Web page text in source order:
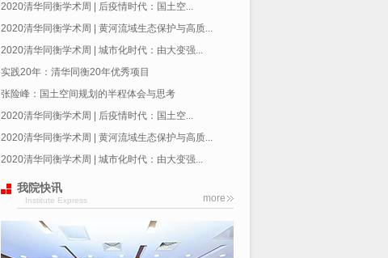
2020清华同衡学术周 | 后疫情时代：国土空...
2020清华同衡学术周 | 黄河流域生态保护与高质...
2020清华同衡学术周 | 城市化时代：由大变强...
实践20年：清华同衡20年优秀项目
张险峰：国土空间规划的半程体会与思考
2020清华同衡学术周 | 后疫情时代：国土空...
2020清华同衡学术周 | 黄河流域生态保护与高质...
2020清华同衡学术周 | 城市化时代：由大变强...
more
我院快讯
Institute Express